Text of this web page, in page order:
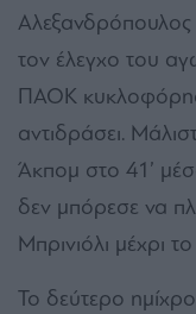
τον έλεγχο του
ΠΑΟΚ
αντιδράσει.
Άκπομ στο 41’
δεν μπόρεσε να
Μπρινιόλι μέχρι
Το δεύτερο